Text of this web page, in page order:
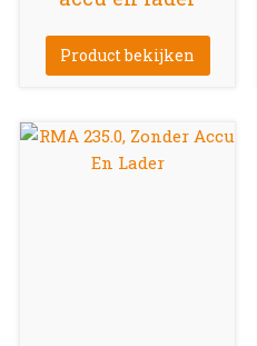
Product bekijken